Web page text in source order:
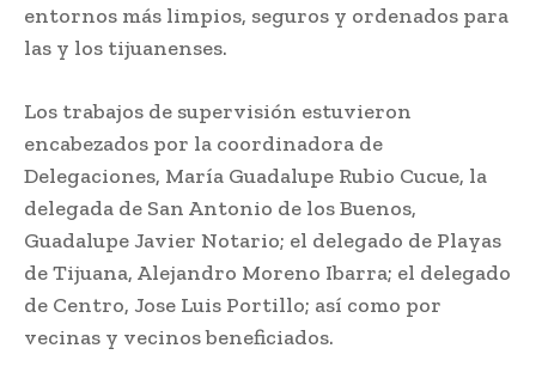
entornos más limpios, seguros y ordenados para
las y los tijuanenses.
Los trabajos de supervisión estuvieron
encabezados por la coordinadora de
Delegaciones, María Guadalupe Rubio Cucue, la
delegada de San Antonio de los Buenos,
Guadalupe Javier Notario; el delegado de Playas
de Tijuana, Alejandro Moreno Ibarra; el delegado
de Centro, Jose Luis Portillo; así como por
vecinas y vecinos beneficiados.